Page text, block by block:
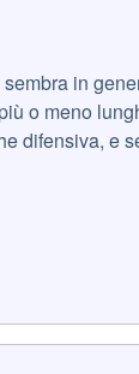
in
o meno
difensiva, e